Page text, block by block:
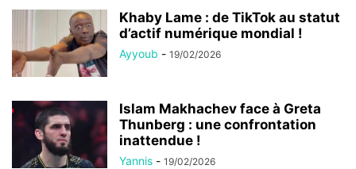
Khaby Lame : de TikTok au statut
d’actif numérique mondial !
Ayyoub - 19/02/2026
Islam Makhachev face à Greta
Thunberg : une confrontation
inattendue !
Yannis - 19/02/2026